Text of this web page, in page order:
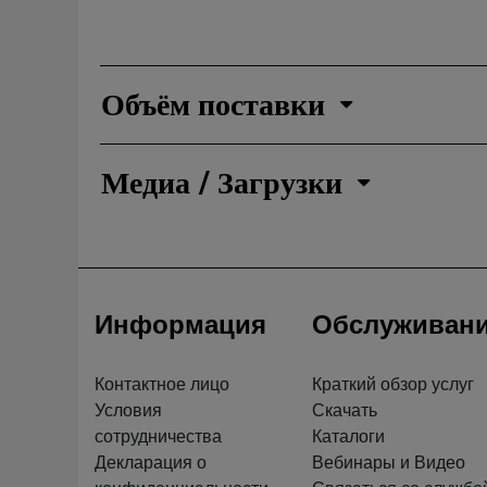
Объём поставки
Медиа / Загрузки
Информация
Контактное лицо
Условия
сотрудничества
Декларация о
Краткий обзор услуг
Скачать
Каталоги
Вебинары и Видео